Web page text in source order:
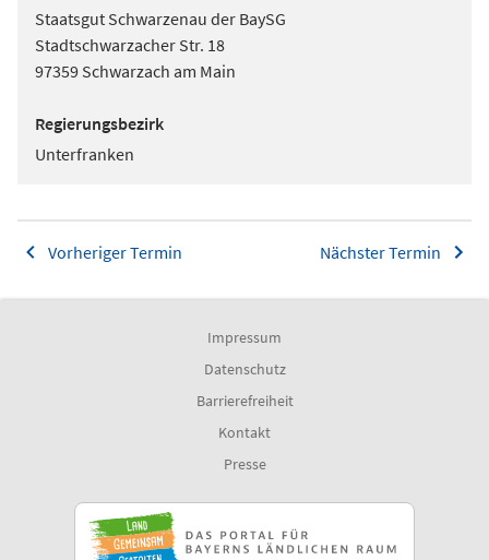
Staatsgut Schwarzenau der BaySG
Stadtschwarzacher Str. 18
97359 Schwarzach am Main
Regierungsbezirk
Unterfranken
Vorheriger Termin Nächster Termin
Impressum
Datenschutz
Barrierefreiheit
Kontakt
Presse